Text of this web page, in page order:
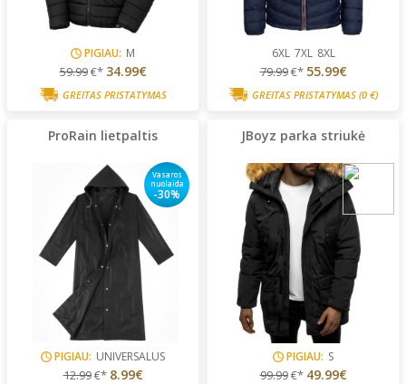
PIGIAU: M
59.99€* 34.99€
GREITAS PRISTATYMAS
6XL 7XL 8XL
79.99€* 55.99€
GREITAS PRISTATYMAS (0 €)
ProRain lietpaltis
Vasaros
nuolaida
-30%
PIGIAU: UNIVERSALUS
12.99€* 8.99€
JBoyz parka striukė
PIGIAU: S
99.99€* 49.99€